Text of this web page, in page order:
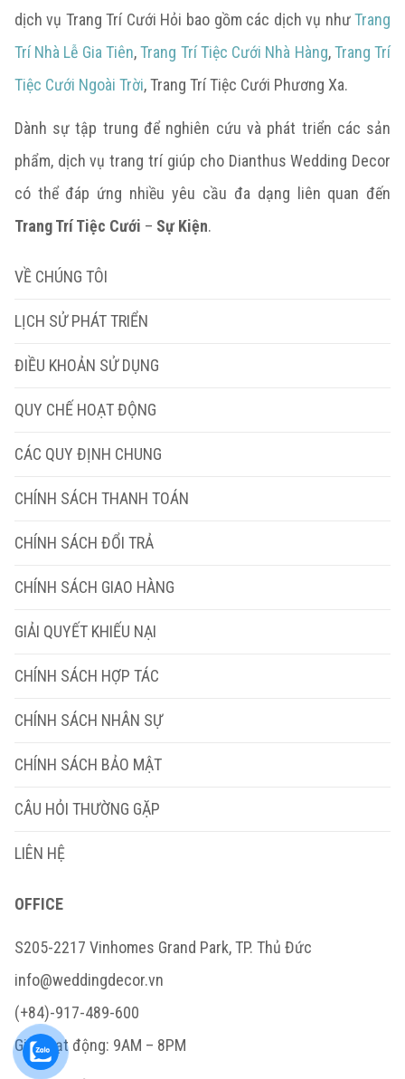
dịch vụ Trang Trí Cưới Hỏi bao gồm các dịch vụ nhưTrang
Trí Nhà Lễ Gia Tiên,Trang Trí Tiệc Cưới Nhà Hàng,Trang Trí
Tiệc Cưới Ngoài Trời, Trang Trí Tiệc Cưới Phương Xa.
Dành sự tập trung để nghiên cứu và phát triển các sản
phẩm, dịch vụ trang trí giúp cho Dianthus Wedding Decor
có thể đáp ứng nhiều yêu cầu đa dạng liên quan đến
Trang Trí Tiệc Cưới – Sự Kiện.
VỀ CHÚNG TÔI
LỊCH SỬ PHÁT TRIỂN
ĐIỀU KHOẢN SỬ DỤNG
QUY CHẾ HOẠT ĐỘNG
CÁC QUY ĐỊNH CHUNG
CHÍNH SÁCH THANH TOÁN
CHÍNH SÁCH ĐỔI TRẢ
CHÍNH SÁCH GIAO HÀNG
GIẢI QUYẾT KHIẾU NẠI
CHÍNH SÁCH HỢP TÁC
CHÍNH SÁCH NHÂN SỰ
CHÍNH SÁCH BẢO MẬT
CÂU HỎI THƯỜNG GẶP
LIÊN HỆ
OFFICE
S205-2217 Vinhomes Grand Park, TP. Thủ Đức
info@weddingdecor.vn
(+84)-917-489-600
Giờ hoạt động: 9AM – 8PM